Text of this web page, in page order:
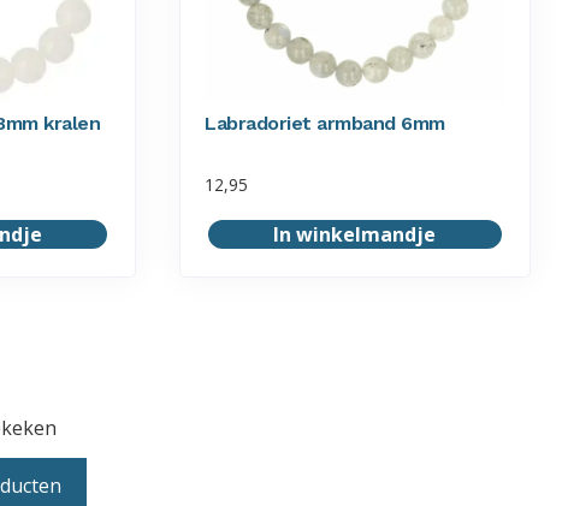
kralen Labradoriet armband 6mm
12,95
In winkelmandje